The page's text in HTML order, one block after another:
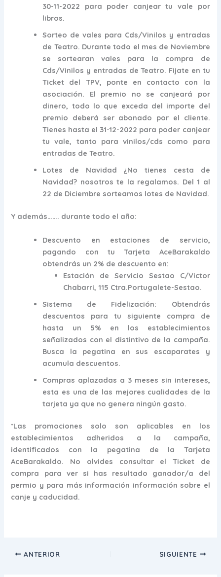
30-11-2022 para poder canjear tu vale por
libros.
Sorteo de vales para Cds/Vinilos y entradas
de Teatro. Durante todo el mes de Noviembre
se sortearan vales para la compra de
Cds/Vinilos y entradas de Teatro. Fijate en tu
Ticket del TPV, ponte en contacto con la
asociación. El premio no se canjeará por
dinero, todo lo que exceda del importe del
premio deberá ser abonado por el cliente.
Tienes hasta el 31-12-2022 para poder canjear
tu vale, tanto para vinilos/cds como para
entradas de Teatro.
Lotes de Navidad ¿No tienes cesta de
Navidad? nosotros te la regalamos. Del 1 al
22 de Diciembre sorteamos lotes de Navidad.
Y además……. durante todo el año:
Descuento en estaciones de servicio,
pagando con tu Tarjeta AceBarakaldo
obtendrás un 2% de descuento en:
Estación de Servicio Sestao C/Victor
Chabarri, 115 Ctra.Portugalete-Sestao.
Sistema de Fidelización: Obtendrás
descuentos para tu siguiente compra de
hasta un 5% en los establecimientos
señalizados con el distintivo de la campaña.
Busca la pegatina en sus escaparates y
acumula descuentos.
Compras aplazadas a 3 meses sin intereses,
esta es una de las mejores cualidades de la
tarjeta ya que no genera ningún gasto.
*Las promociones solo son aplicables en los
establecimientos adheridos a la campaña,
identificados con la pegatina de la Tarjeta
AceBarakaldo. No olvides consultar el Ticket de
compra para ver si has resultado ganador/a del
permio y para más información información sobre el
canje y caducidad.
ANTERIOR SIGUIENTE